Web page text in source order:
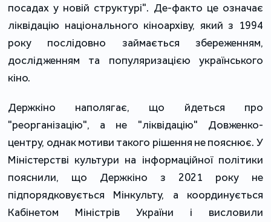
посадах у новій структурі". Де-факто це означає
ліквідацію національного кіноархіву, який з 1994
року послідовно займається збереженням,
дослідженням та популяризацією українського
кіно.
Держкіно наполягає, що йдеться про
"реорганізацію", а не "ліквідацію" Довженко-
центру, однак мотиви такого рішення не пояснює. У
Міністерстві культури на інформаційної політики
пояснили, що Держкіно з 2021 року не
підпорядковується Мінкульту, а координується
Кабінетом Міністрів України і висловили